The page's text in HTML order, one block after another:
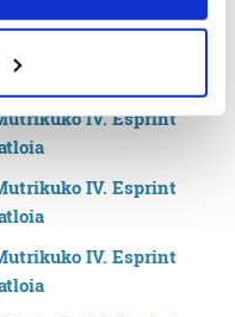
scanning it for
data is processed
section
pertsonalak
besteak beste,
iragarki eta eduki